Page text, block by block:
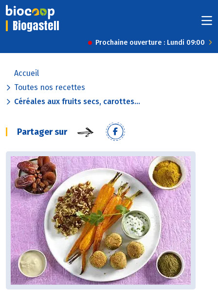
Biogastell
Prochaine ouverture : Lundi 09:00
Accueil
Toutes nos recettes
Céréales aux fruits secs, carottes...
Partager sur